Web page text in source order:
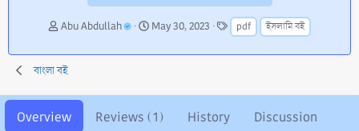
A
t
h
r
Abu Abdullah
C
e
i
o
May 30, 2023
T
a
g
pdf ইসলামি বই
বাংলা বই
Overview Reviews (1) History Discussion